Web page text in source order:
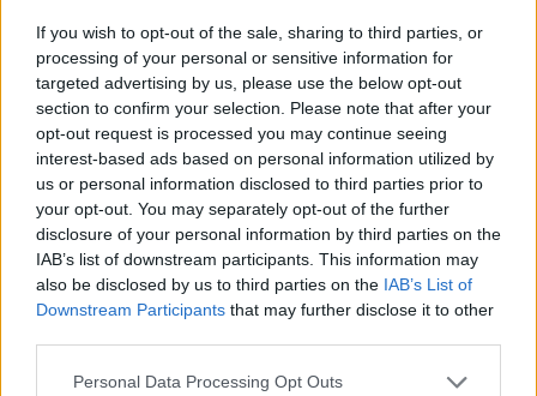
If you wish to opt-out of the sale, sharing to third parties, or
processing of your personal or sensitive information for
targeted advertising by us, please use the below opt-out
section to confirm your selection. Please note that after your
opt-out request is processed you may continue seeing
interest-based ads based on personal information utilized by
us or personal information disclosed to third parties prior to
your opt-out. You may separately opt-out of the further
disclosure of your personal information by third parties on the
IAB’s list of downstream participants. This information may
also be disclosed by us to third parties on the IAB’s List of
Downstream Participants that may further disclose it to other
Please note that this website/app uses one or more Google
Personal Data Processing Opt Outs
Nyugati légvédelmi rendszereket telepíteni
Ukrajnába katonailag észszerű lépés, de igen
kétséges, hogy gazdaságilag fenntartható-e.
Egy egymillió dolláros AMRAAM
rakéta igen hatékony lehet egy
húszezer dolláros iráni drónnal
szemben, a kérdés csak az, hogy
ki fogja, és meddig fogja állni az
árkülönbözetet.